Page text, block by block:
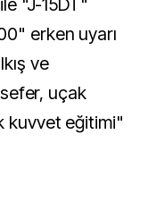
"J-15DT"
erken uyarı
ve
sefer, uçak
kuvvet eğitimi"